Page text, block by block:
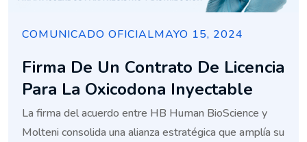
COMUNICADO OFICIALMAYO 15, 2024
Firma De Un Contrato De Licencia
Para La Oxicodona Inyectable
La firma del acuerdo entre HB Human BioScience y
Molteni consolida una alianza estratégica que amplía su